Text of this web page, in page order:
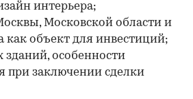
интерьера;
Московской области и
как объект для инвестиций;
зданий, особенности
при заключении сделки